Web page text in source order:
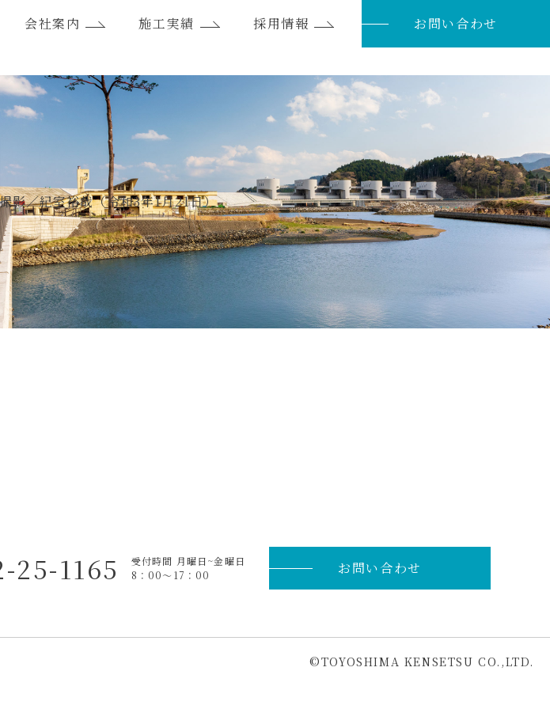
会社案内 施工実績 採用情報 お問い合わせ
撮影／紀室裕哉（令和3年1月21日）
25-1165
受付時間 月曜日~金曜日
8：00〜17：00
お問い合わせ
©︎TOYOSHIMA KENSETSU CO.,LTD.